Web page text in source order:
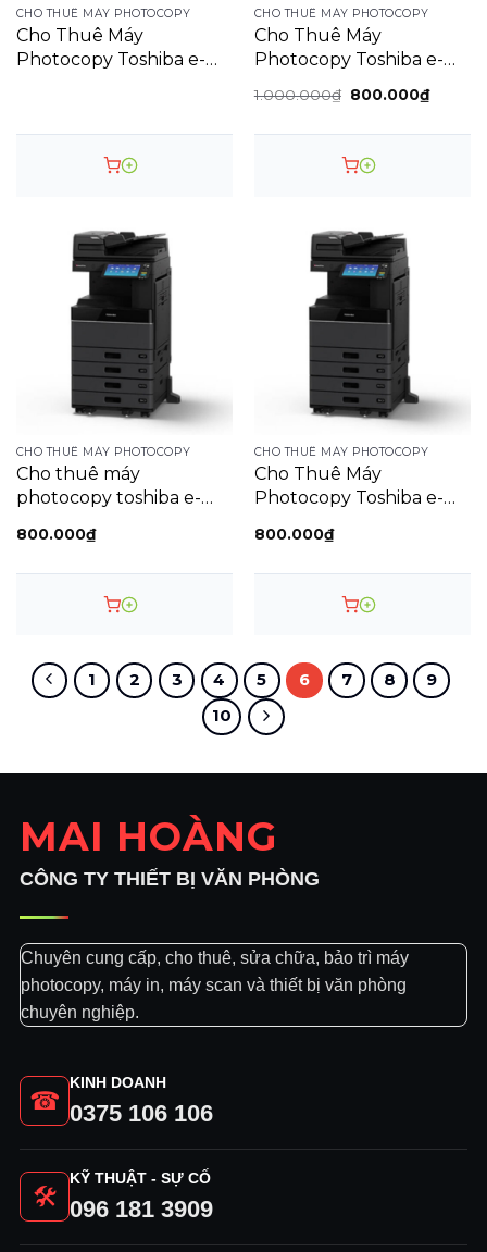
CHO THUÊ MÁY PHOTOCOPY
Cho Thuê Máy
Photocopy Toshiba e-
CHO THUÊ MÁY PHOTOCOPY
Cho Thuê Máy
Photocopy Toshiba e-
1.000.000₫ Giá
1.000.000₫.
800.000₫Giá
hiện
là:
CHO THUÊ MÁY PHOTOCOPY
Cho thuê máy
photocopy toshiba e-
800.000₫
CHO THUÊ MÁY PHOTOCOPY
Cho Thuê Máy
Photocopy Toshiba e-
800.000₫
1 2 3 4 5 6 7 8
9
10
MAI HOÀNG
CÔNG TY THIẾT BỊ VĂN PHÒNG
Chuyên cung cấp, cho thuê, sửa chữa, bảo trì máy
photocopy, máy in, máy scan và thiết bị văn phòng
chuyên nghiệp.
☎
KINH DOANH
0375 106 106
🛠
KỸ THUẬT - SỰ CỐ
096 181 3909